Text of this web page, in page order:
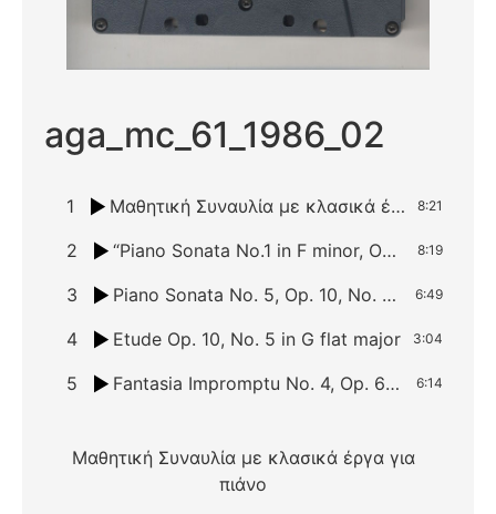
aga_mc_61_1986_02
1 Μαθητική Συναυλία με κλασικά έργα για πιάνο 8:21
2 “Piano Sonata No.1 in F minor, Op. 2, I. Allegro – L. van Beethoven, Waltz Op. 64, No. 2 in C sharp minor – F. Chopin “ 8:19
3 Piano Sonata No. 5, Op. 10, No. 1 in C minor 6:49
4 Etude Op. 10, No. 5 in G flat major 3:04
5 Fantasia Impromptu No. 4, Op. 66 in C sharp minor 6:14
Μαθητική Συναυλία με κλασικά έργα για
πιάνο